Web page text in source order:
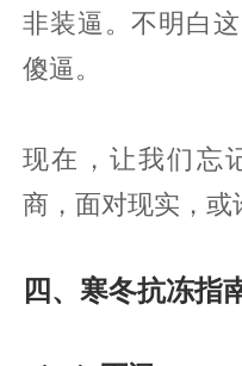
非装逼。不明白
傻逼。
现在，让我们忘
商，面对现实，或
四、寒冬抗冻指